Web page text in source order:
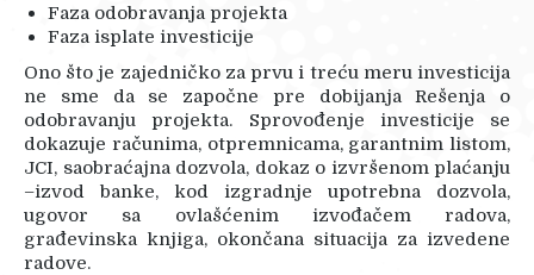
Faza odobravanja projekta
Faza isplate investicije
Ono što je zajedničko za prvu i treću meru investicija
ne sme da se započne pre dobijanja Rešenja o
odobravanju projekta. Sprovođenje investicije se
dokazuje računima, otpremnicama, garantnim listom,
JCI, saobraćajna dozvola, dokaz o izvršenom plaćanju
–izvod banke, kod izgradnje upotrebna dozvola,
ugovor sa ovlašćenim izvođačem radova,
građevinska knjiga, okončana situacija za izvedene
radove.